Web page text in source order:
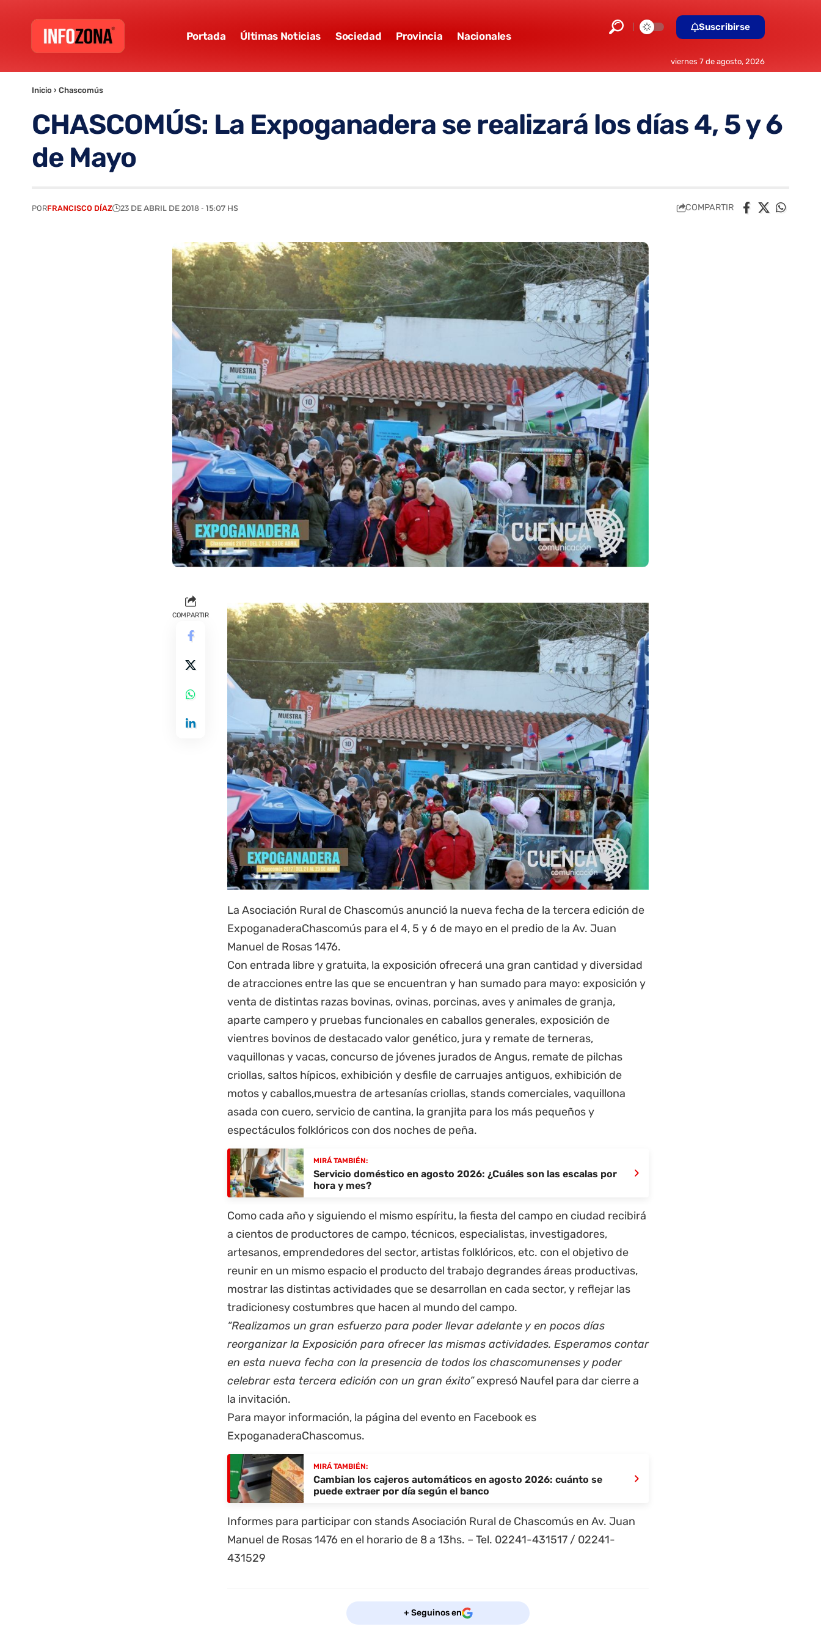
Portada Últimas Noticias Sociedad Provincia Nacionales
Suscribirse
viernes 7 de agosto, 2026
Inicio › Chascomús
CHASCOMÚS: La Expoganadera se realizará los días 4, 5 y 6
de Mayo
PORFRANCISCO DÍAZ 23 DE ABRIL DE 2018 - 15:07 HS COMPARTIR
COMPARTIR
La Asociación Rural de Chascomúsanunció la nueva fecha de la tercera edición de
ExpoganaderaChascomús para el 4, 5 y 6 de mayo en el predio de la Av. Juan
Manuel de Rosas 1476.
Con entrada libre y gratuita, la exposición ofrecerá una gran cantidad y diversidad
de atracciones entre las que se encuentran y han sumado para mayo: exposición y
venta de distintas razas bovinas, ovinas, porcinas, aves y animales de granja,
aparte campero y pruebas funcionales en caballos generales, exposición de
vientres bovinos de destacado valor genético, jura y remate de terneras,
vaquillonas y vacas, concurso de jóvenes jurados de Angus, remate de pilchas
criollas, saltos hípicos, exhibición y desfile de carruajes antiguos, exhibición de
motos y caballos,muestra de artesanías criollas, stands comerciales, vaquillona
asada con cuero, servicio de cantina, la granjita para los más pequeños y
espectáculos folklóricos con dos noches de peña.
MIRÁ TAMBIÉN:
Servicio doméstico en agosto 2026: ¿Cuáles son las escalas por
hora y mes?
›
Como cada año y siguiendo el mismo espíritu, la fiesta del campo en ciudad recibirá
a cientos de productores de campo, técnicos, especialistas, investigadores,
artesanos, emprendedores del sector, artistas folklóricos, etc. con el objetivo de
reunir en un mismo espacio el producto del trabajo degrandes áreas productivas,
mostrar las distintas actividades que se desarrollan en cada sector, y reflejar las
tradicionesy costumbres que hacen al mundo del campo.
“Realizamos un gran esfuerzo para poder llevar adelante y en pocos días
reorganizar la Exposición para ofrecer las mismas actividades. Esperamos contar
en esta nueva fecha con la presencia de todos los chascomunenses y poder
celebrar esta tercera edición con un gran éxito”expresó Naufel para dar cierre a
la invitación.
Para mayor información, la página del evento en Facebook es
ExpoganaderaChascomus.
MIRÁ TAMBIÉN:
Cambian los cajeros automáticos en agosto 2026: cuánto se
puede extraer por día según el banco
›
Informes para participar con stands Asociación Rural de Chascomús en Av. Juan
Manuel de Rosas 1476 en el horario de 8 a 13hs. – Tel. 02241-431517 / 02241-
431529
+ Seguinos en